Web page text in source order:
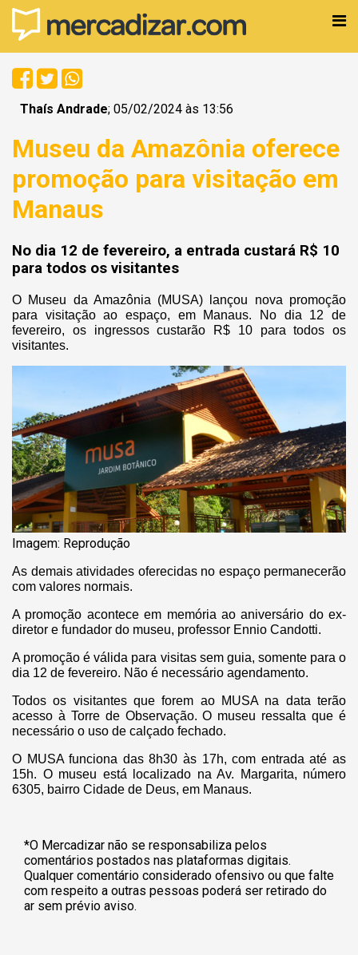
Thaís Andrade; 05/02/2024 às 13:56
Museu da Amazônia oferece
promoção para visitação em
Manaus
No dia 12 de fevereiro, a entrada custará R$ 10
para todos os visitantes
O Museu da Amazônia (MUSA) lançou nova promoção
para visitação ao espaço, em Manaus. No dia 12 de
fevereiro, os ingressos custarão R$ 10 para todos os
visitantes.
Imagem: Reprodução
As demais atividades oferecidas no espaço permanecerão
com valores normais.
A promoção acontece em memória ao aniversário do ex-
diretor e fundador do museu, professor Ennio Candotti.
A promoção é válida para visitas sem guia, somente para o
dia 12 de fevereiro. Não é necessário agendamento.
Todos os visitantes que forem ao MUSA na data terão
acesso à Torre de Observação. O museu ressalta que é
necessário o uso de calçado fechado.
O MUSA funciona das 8h30 às 17h, com entrada até as
15h. O museu está localizado na Av. Margarita, número
6305, bairro Cidade de Deus, em Manaus.
*O Mercadizar não se responsabiliza pelos
comentários postados nas plataformas digitais.
Qualquer comentário considerado ofensivo ou que falte
com respeito a outras pessoas poderá ser retirado do
ar sem prévio aviso.